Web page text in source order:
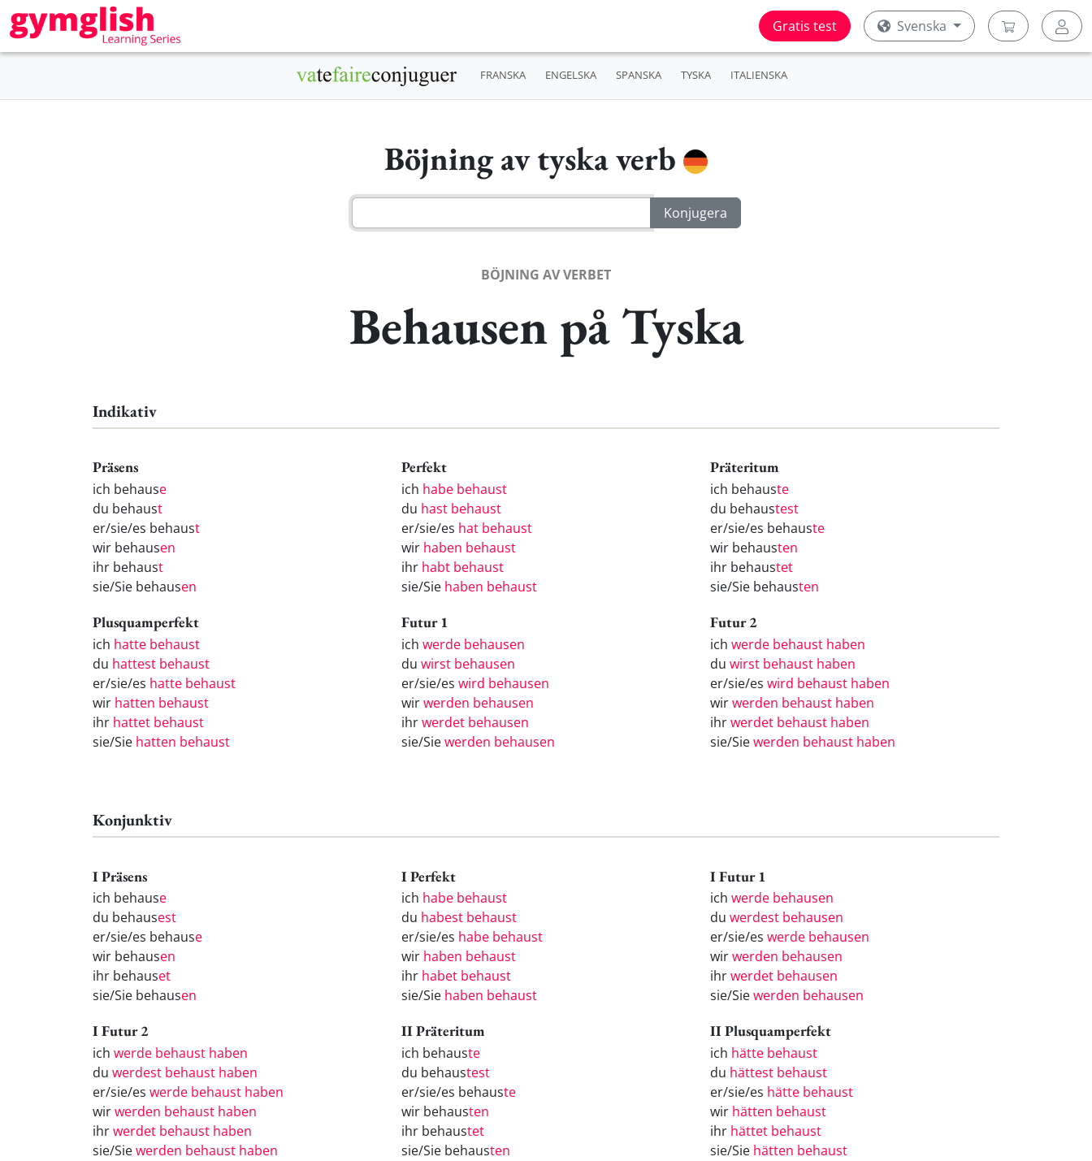
Gratis test Svenska
FRANSKA ENGELSKA SPANSKA TYSKA ITALIENSKA
Böjning av tyska verb
BÖJNING AV VERBET
Behausen på Tyska
Indikativ
Präsens
ich behause
du behaust
er/sie/es behaust
wir behausen
ihr behaust
sie/Sie behausen
Perfekt
ich habe behaust
du hast behaust
er/sie/es hat behaust
wir haben behaust
ihr habt behaust
sie/Sie haben behaust
Präteritum
ich behauste
du behaustest
er/sie/es behauste
wir behausten
ihr behaustet
sie/Sie behausten
Plusquamperfekt
ich hatte behaust
du hattest behaust
er/sie/es hatte behaust
wir hatten behaust
ihr hattet behaust
sie/Sie hatten behaust
Futur 1
ich werde behausen
du wirst behausen
er/sie/es wird behausen
wirwerden behausen
ihrwerdet behausen
sie/Siewerden behausen
Futur 2
ich werde behaust haben
du wirst behaust haben
er/sie/es wird behaust haben
wirwerden behaust haben
ihrwerdet behaust haben
sie/Siewerden behaust haben
Konjunktiv
I Präsens
ich behause
du behausest
er/sie/es behause
wir behausen
ihr behauset
sie/Sie behausen
I Perfekt
ich habe behaust
du habest behaust
er/sie/es habe behaust
wir haben behaust
ihr habet behaust
sie/Sie haben behaust
I Futur 1
ich werde behausen
du werdest behausen
er/sie/es werde behausen
wirwerden behausen
ihrwerdet behausen
sie/Siewerden behausen
I Futur 2
ich werde behaust haben
du werdest behaust haben
er/sie/es werde behaust haben
wirwerden behaust haben
ihrwerdet behaust haben
sie/Siewerden behaust haben
II Präteritum
ich behauste
du behaustest
er/sie/es behauste
wir behausten
ihr behaustet
sie/Sie behausten
II Plusquamperfekt
ich hätte behaust
du hättest behaust
er/sie/es hätte behaust
wir hätten behaust
ihr hättet behaust
sie/Sie hätten behaust